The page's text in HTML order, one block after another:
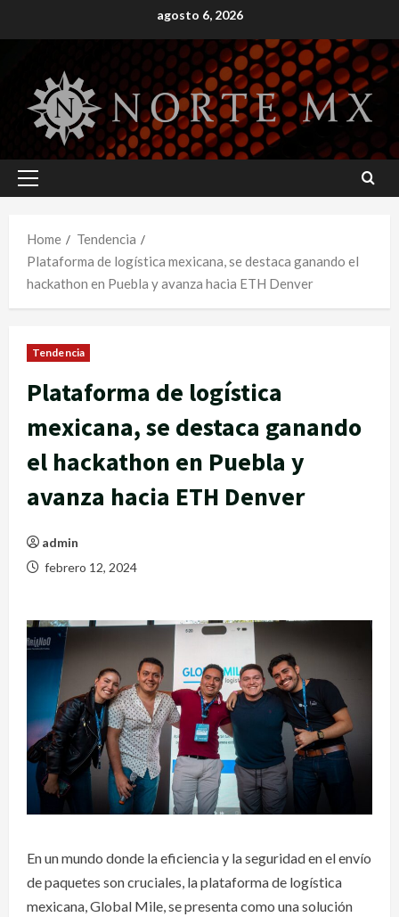
to
agosto 6, 2026
Primary
Home
Tendencia
Plataforma de logística mexicana, se destaca ganando el
hackathon en Puebla y avanza hacia ETH Denver
Tendencia
Plataforma de logística
mexicana, se destaca ganando
el hackathon en Puebla y
avanza hacia ETH Denver
admin
febrero 12, 2024
En un mundo donde la eficiencia y la seguridad en el envío
de paquetes son cruciales, la plataforma de logística
mexicana, Global Mile, se presenta como una solución